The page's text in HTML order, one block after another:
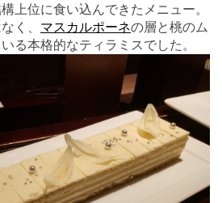
上位に食い込んできたメニュー。
く、 マスカルポーネの層と桃のム
る本格的なティラミスでした。